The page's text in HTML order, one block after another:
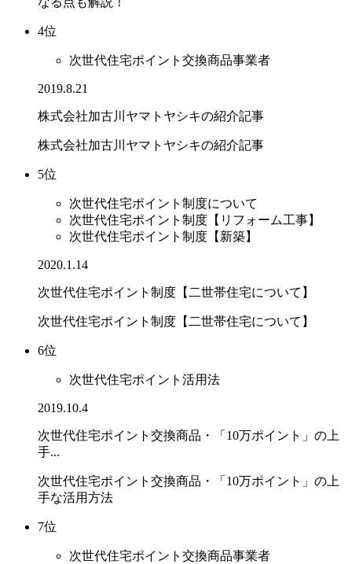
4位
次世代住宅ポイント交換商品事業者
2019.8.21
株式会社加古川ヤマトヤシキの紹介記事
株式会社加古川ヤマトヤシキの紹介記事
5位
次世代住宅ポイント制度について
次世代住宅ポイント制度【リフォーム工事】
次世代住宅ポイント制度【新築】
2020.1.14
次世代住宅ポイント制度【二世帯住宅について】
次世代住宅ポイント制度【二世帯住宅について】
6位
次世代住宅ポイント活用法
2019.10.4
次世代住宅ポイント交換商品・「10万ポイント」の上
手...
次世代住宅ポイント交換商品・「10万ポイント」の上
手な活用方法
7位
次世代住宅ポイント交換商品事業者